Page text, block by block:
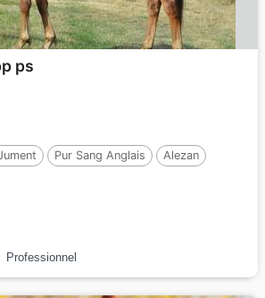
ps
Pur Sang Anglais
Alezan
Professionnel